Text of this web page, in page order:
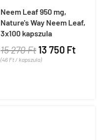
Neem Leaf 950 mg,
Nature's Way Neem Leaf,
3x100 kapszula
15 270 Ft 13 750 Ft
(46 Ft / kapszula)